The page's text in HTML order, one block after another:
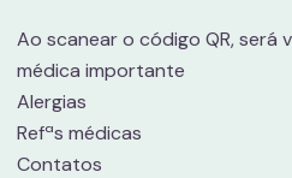
Ao scanear o código QR, será
médica importante
Alergias
Refªs médicas
Contatos